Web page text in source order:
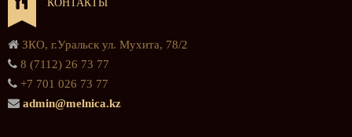
ЗКО, г.Уральск ул. Мухита, 78/2
8 (7112) 26 73 77
+7 701 026 73 77
admin@melnica.kz